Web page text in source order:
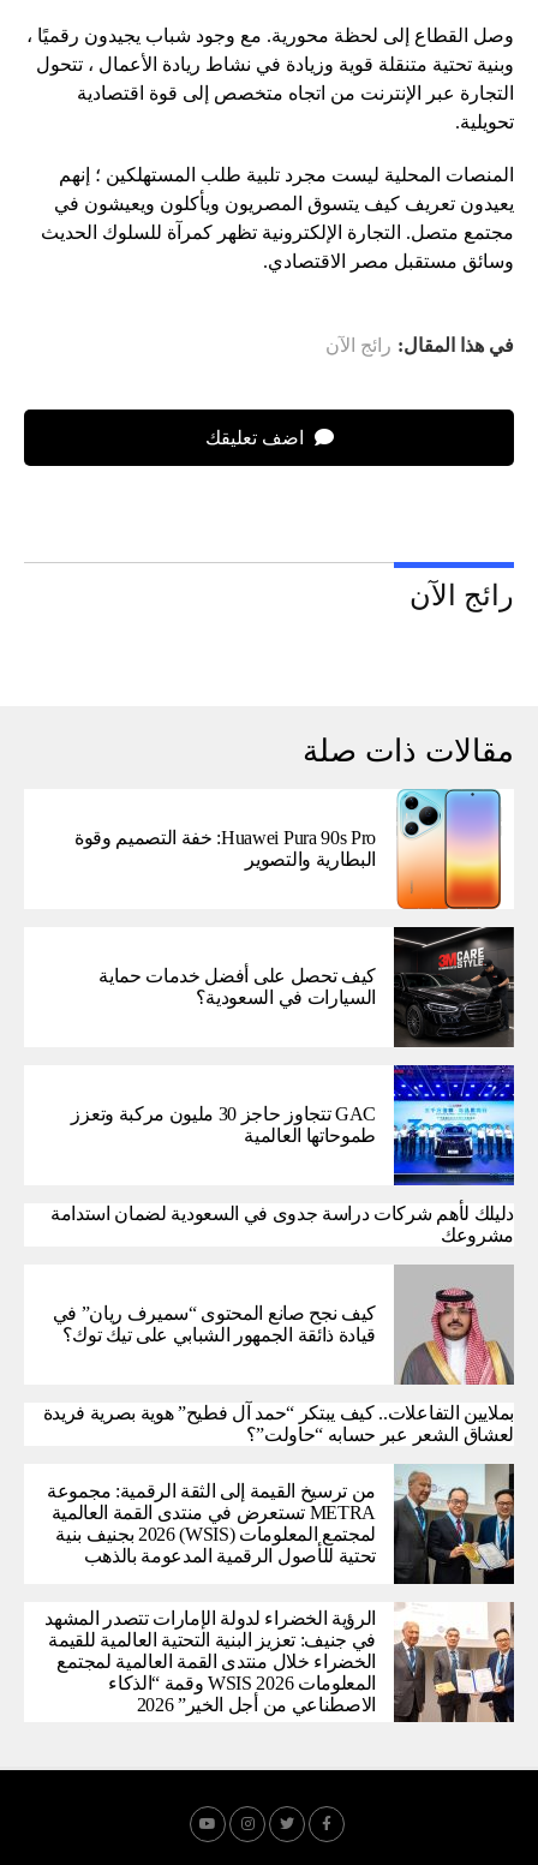
وصل القطاع إلى لحظة محورية. مع وجود شباب يجيدون رقميًا ،
وبنية تحتية متنقلة قوية وزيادة في نشاط ريادة الأعمال ، تتحول
التجارة عبر الإنترنت من اتجاه متخصص إلى قوة اقتصادية
تحويلية.
المنصات المحلية ليست مجرد تلبية طلب المستهلكين ؛ إنهم
يعيدون تعريف كيف يتسوق المصريون ويأكلون ويعيشون في
مجتمع متصل. التجارة الإلكترونية تظهر كمرآة للسلوك الحديث
وسائق مستقبل مصر الاقتصادي.
في هذا المقال: رائج الآن
اضف تعليقك
رائج الآن
مقالات ذات صلة
Huawei Pura 90s Pro: خفة التصميم وقوة
البطارية والتصوير
كيف تحصل على أفضل خدمات حماية
السيارات في السعودية؟
GAC تتجاوز حاجز 30 مليون مركبة وتعزز
طموحاتها العالمية
دليلك لأهم شركات دراسة جدوى في السعودية لضمان استدامة
مشروعك
كيف نجح صانع المحتوى “سميرف ريان” في
قيادة ذائقة الجمهور الشبابي على تيك توك؟
بملايين التفاعلات.. كيف يبتكر “حمد آل فطيح” هوية بصرية فريدة
لعشاق الشعر عبر حسابه “حاولت”؟
من ترسيخ القيمة إلى الثقة الرقمية: مجموعة
METRA تستعرض في منتدى القمة العالمية
لمجتمع المعلومات (WSIS) 2026 بجنيف بنية
تحتية للأصول الرقمية المدعومة بالذهب
الرؤية الخضراء لدولة الإمارات تتصدر المشهد
في جنيف: تعزيز البنية التحتية العالمية للقيمة
الخضراء خلال منتدى القمة العالمية لمجتمع
المعلومات WSIS 2026 وقمة “الذكاء
الاصطناعي من أجل الخير” 2026